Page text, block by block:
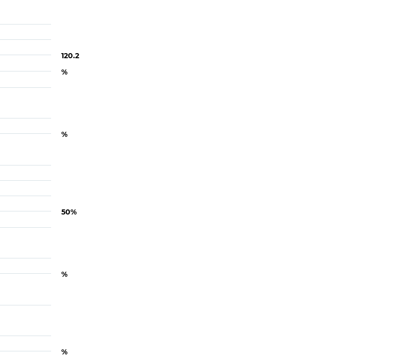
120.2
%
%
50%
%
%